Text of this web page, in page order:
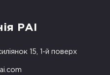
РАІ
15, 1-й поверх